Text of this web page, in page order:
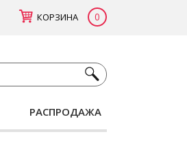
КОРЗИНА 0
РАСПРОДАЖА